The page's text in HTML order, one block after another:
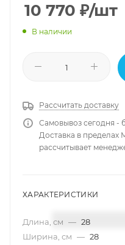
10 770 ₽/шт
В наличии
Рассчитать доставку
Самовывоз сегодня -
Доставка в
рассчитывает
ХАРАКТЕРИСТИКИ
Длина, см — 28
Ширина, см — 28